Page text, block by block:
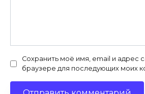
Сохранить моё имя, email и адрес
браузере для последующих моих